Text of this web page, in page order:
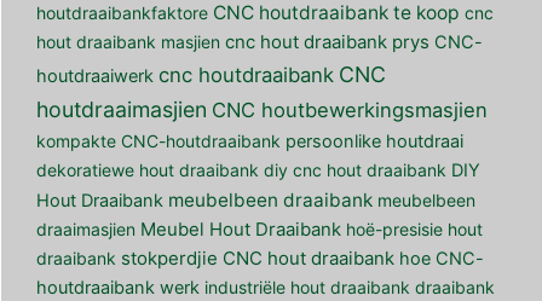
houtdraaibankfaktore CNC houtdraaibank te koop cnc
hout draaibank masjien cnc hout draaibank prys CNC-
houtdraaiwerk cnc houtdraaibank CNC
houtdraaimasjien CNC houtbewerkingsmasjien
kompakte CNC-houtdraaibank persoonlike houtdraai
dekoratiewe hout draaibank diy cnc hout draaibank DIY
Hout Draaibank meubelbeen draaibank meubelbeen
draaimasjien Meubel Hout Draaibank hoë-presisie hout
draaibank stokperdjie CNC hout draaibank hoe CNC-
houtdraaibank werk industriële hout draaibank draaibank